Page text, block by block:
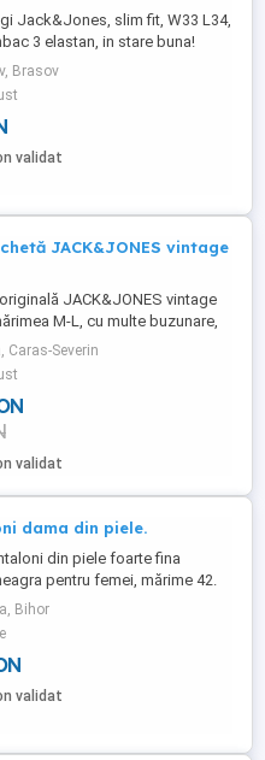
Jack&Jones, slim fit, W33 L34,
3 elastan, in stare buna!
talie: 86 cm lungime: 106 cm
sa masurati o alta pereche
si sa faceti comparatie cu
scrise de mine (va
frumos)!
Brasov
validat
JACK&JONES vintage
JACK&JONES vintage
M-L, cu multe buzunare,
design deosebit!
Caras-Severin
validat
dama din piele.
din piele foarte fina
pentru femei, mărime 42.
Bihor
validat